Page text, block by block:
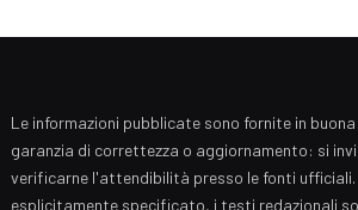
Le informazioni pubblicate sono fornite in buona
garanzia di correttezza o aggiornamento: si
verificarne l'attendibilità presso le fonti ufficiali.
esplicitamente specificato, i testi redazionali